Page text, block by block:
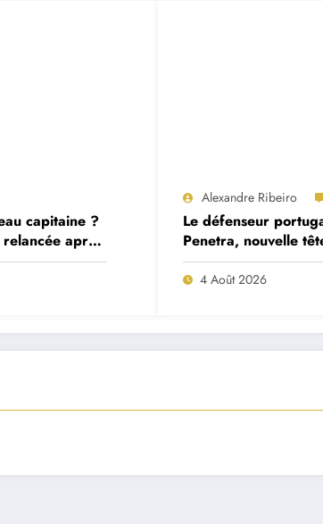
capitaine ?
après
Alexandre Ribeiro
Le défenseur
Penetra, nouvelle
projet très ambitieux
4 Août 2026